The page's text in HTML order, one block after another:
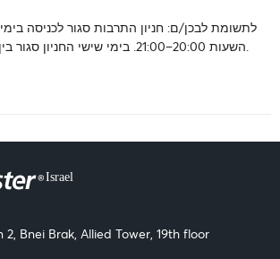
לתשומת לבכן/ם: חניון התרבות סגור לכניסה
השעות 20:00–21:00. בימי שישי החניון סגור בין השעות 12:00–13:00.
2, Bnei Brak, Allied Tower, 19th floor